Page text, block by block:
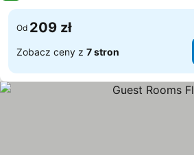
Od 209 zł
Zobacz ceny z 7 stron